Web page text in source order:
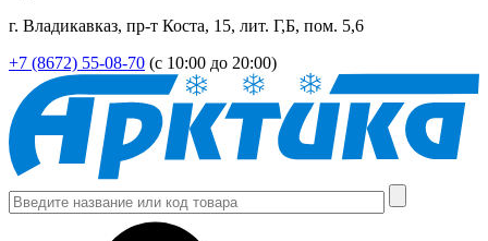
г. Владикавказ, пр-т Коста, 15, лит. Г,Б, пом. 5,6
+7 (8672) 55-08-70 (с 10:00 до 20:00)